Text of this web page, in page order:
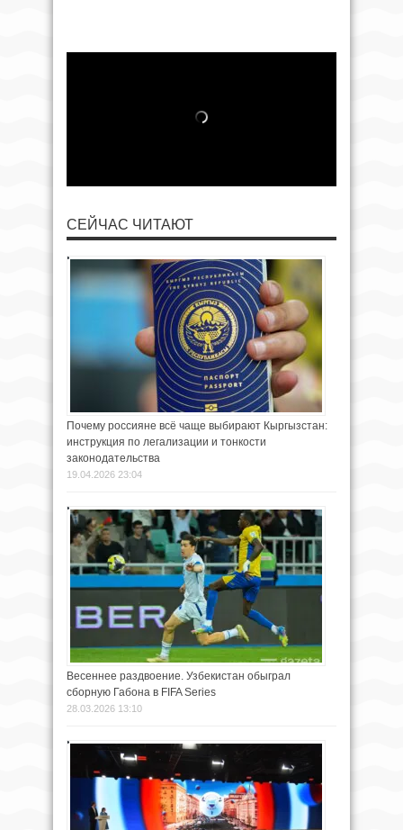
СЕЙЧАС ЧИТАЮТ
Почему россияне всё чаще выбирают Кыргызстан:
инструкция по легализации и тонкости
законодательства
19.04.2026 23:04
Весеннее раздвоение. Узбекистан обыграл
сборную Габона в FIFA Series
28.03.2026 13:10